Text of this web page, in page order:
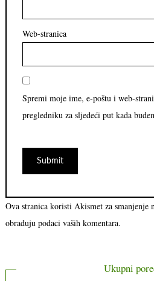
Web-stranica
Spremi moje ime, e-poštu i web-
pregledniku za sljedeći put kada
Ova stranica koristi Akismet za smanjenje
obrađuju podaci vaših komentara.
Ukupni